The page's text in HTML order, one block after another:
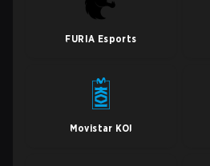
FURIA Esports
Movistar KOI